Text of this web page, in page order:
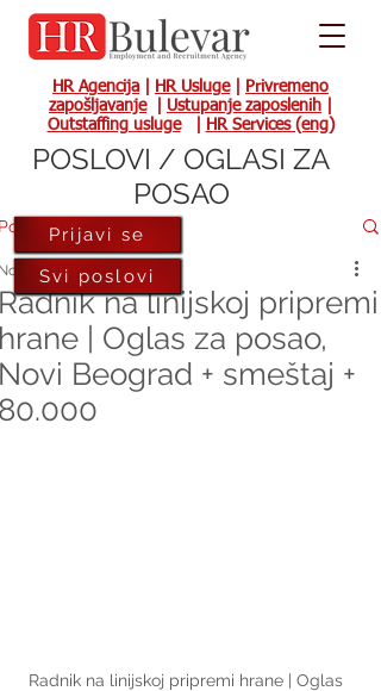
HR Agencija HR Usluge|
Privremeno
zapošljavanje| Ustupanje zaposlenih
Outstaffing usluge| HR Services (eng)
na linijskoj pripremi
| Oglas za posao,
Beograd + smeštaj +
2, 2023
Radnik na linijskoj pripremi hrane | Oglas
Prijavi se
Svi poslovi
POSLOVI / OGLASI ZA
POSAO